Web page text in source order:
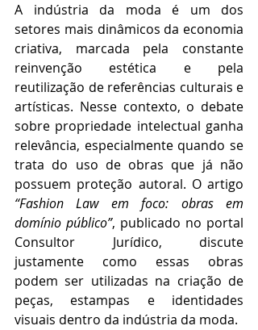
A indústria da moda é um dos
setores mais dinâmicos da economia
criativa, marcada pela constante
reinvenção estética e pela
reutilização de referências culturais e
artísticas. Nesse contexto, o debate
sobre propriedade intelectual ganha
relevância, especialmente quando se
trata do uso de obras que já não
“Fashion Law em foco: obras em
domínio público”, publicado no portal
Consultor Jurídico, discute
justamente como essas obras
podem ser utilizadas na criação de
peças, estampas e identidades
visuais dentro da indústria da moda.